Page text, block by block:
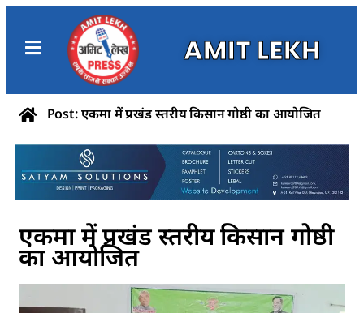
AMIT LEKH
Post: एकमा में प्रखंड स्तरीय किसान गोष्ठी का आयोजित
एकमा में प्रखंड स्तरीय किसान गोष्ठी
का आयोजित